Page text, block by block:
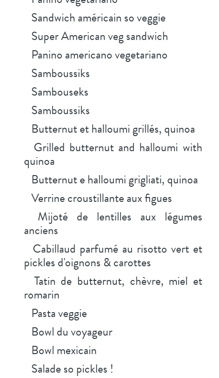
Sandwich américain so veggie
Super American veg sandwich
Panino americano vegetariano
Samboussiks
Sambouseks
Samboussiks
Butternut et halloumi grillés, quinoa
Grilled butternut and halloumi with
quinoa
Butternut e halloumi grigliati, quinoa
Verrine croustillante aux figues
Mijoté de lentilles aux légumes
anciens
Cabillaud parfumé au risotto vert et
pickles d'oignons & carottes
Tatin de butternut, chèvre, miel et
romarin
Pasta veggie
Bowl du voyageur
Bowl mexicain
Salade so pickles !